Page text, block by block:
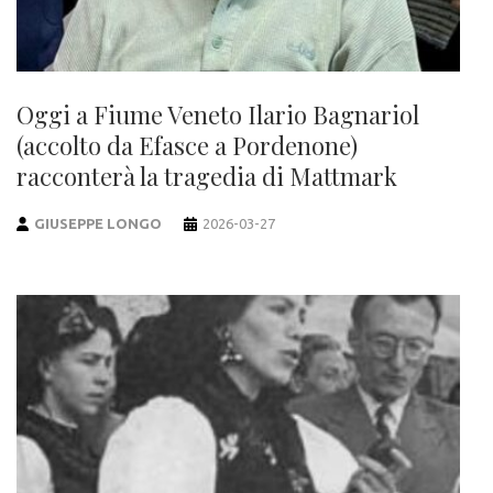
Oggi a Fiume Veneto Ilario Bagnariol
(accolto da Efasce a Pordenone)
racconterà la tragedia di Mattmark
GIUSEPPE LONGO 2026-03-27